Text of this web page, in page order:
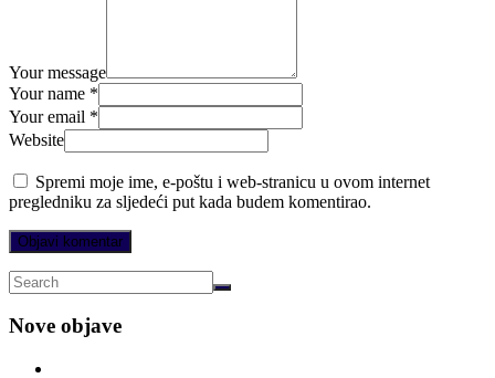
Your message
Your name *
Your email *
Website
Spremi moje ime, e-poštu i web-stranicu u ovom internet
pregledniku za sljedeći put kada budem komentirao.
Nove objave